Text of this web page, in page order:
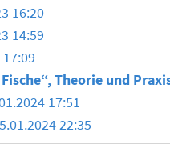
16:20
14:59
Theorie und
17:51
22:35